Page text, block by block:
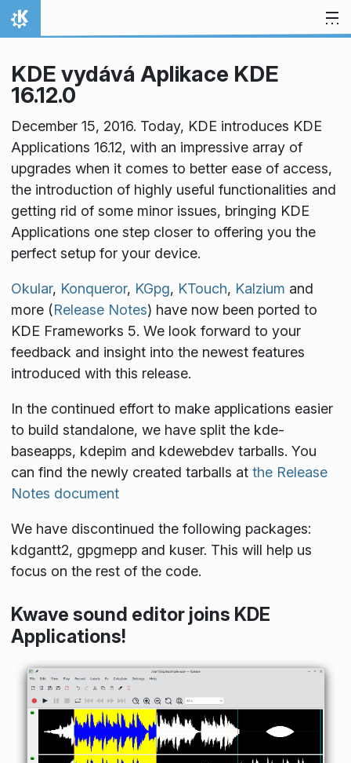
Přejít na obsah
Domů
KDE vydává Aplikace KDE
16.12.0
December 15, 2016. Today, KDE introduces KDE
Applications 16.12, with an impressive array of
upgrades when it comes to better ease of access,
the introduction of highly useful functionalities and
getting rid of some minor issues, bringing KDE
Applications one step closer to offering you the
perfect setup for your device.
Okular, Konqueror, KGpg, KTouch, Kalzium and
more (Release Notes) have now been ported to
KDE Frameworks 5. We look forward to your
feedback and insight into the newest features
introduced with this release.
In the continued effort to make applications easier
to build standalone, we have split the kde-
baseapps, kdepim and kdewebdev tarballs. You
can find the newly created tarballs at the Release
Notes document
We have discontinued the following packages:
kdgantt2, gpgmepp and kuser. This will help us
focus on the rest of the code.
Kwave sound editor joins KDE
Applications!